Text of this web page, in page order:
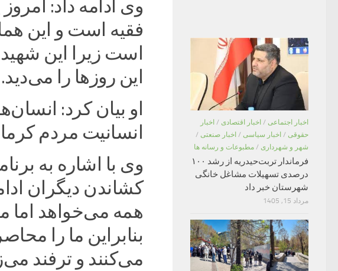
وی ادامه داد:
فقیه است و این
است زیرا این شهید
این روزها را می‌دید.
او بیان کرد:
انسانیت مردم
وی با اشاره به
کشاندن دیگران
همه می‌خواهد اما
بنابراین ما را
می‌کنند و ترفند
اخبار اجتماعی / اخبار اقتصادی / اخبار
حقوقی / اخبار سیاسی / اخبار صنعتی /
شهر و شهرداری / مطبوعات و رسانه ها
فرماندار تربت‌حیدریه از رشد ۱۰۰
درصدی تسهیلات مشاغل خانگی
شهرستان خبر داد
مرداد 15, 1405